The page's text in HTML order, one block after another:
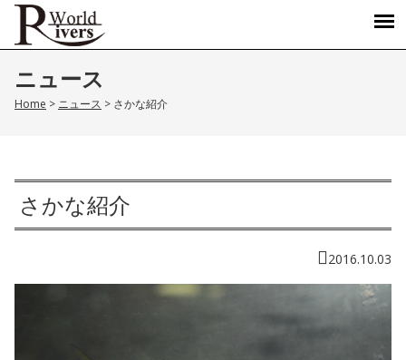
ニュース
Home > ニュース > さかな紹介
さかな紹介
2016.10.03